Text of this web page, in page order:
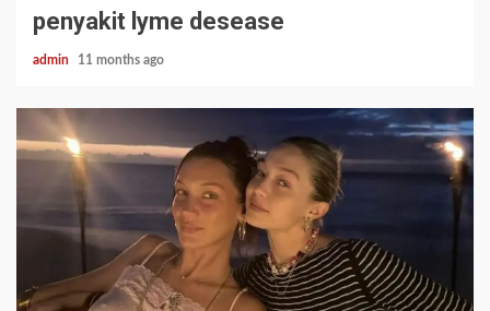
penyakit lyme desease
admin 11 months ago